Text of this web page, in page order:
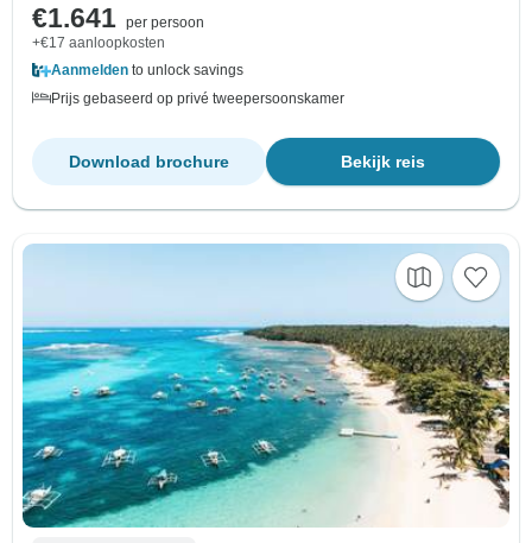
€1.641 per persoon
+€17 aanloopkosten
Aanmelden to unlock savings
Prijs gebaseerd op privé tweepersoonskamer
Bekijk reis
Download brochure